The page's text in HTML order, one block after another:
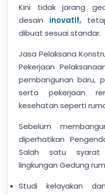
Kini tidak jarang
desain inovatif,
dibuat sesuai standar.
Jasa Pelaksana
Pekerjaan
pembangunan baru,
serta pekerjaan
kesehatan seperti
Sebelum
diperhatikan
Salah satu syarat
lingkungan Gedung
Studi kelayakan